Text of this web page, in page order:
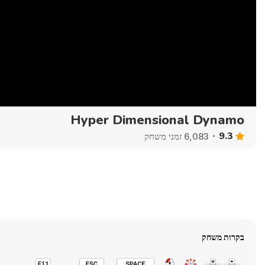
Hyper Dimensional Dynamo
9.3 6,083 זמני משחק
בקרות משחק